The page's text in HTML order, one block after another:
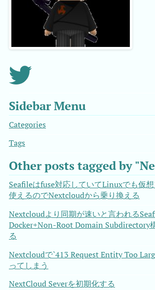
Sidebar Menu
Categories
Tags
Other posts tagged by
Seafileはfuse対応していてLinuxでも仮
使えるのでNextcloudから乗り換える
Nextcloudより同期が速いと言われる
Docker+Non-Root Domain Subdirectory
る
Nextcloudで`413 Request Entity Too
ってしまう
NextCloud Severを初期化する